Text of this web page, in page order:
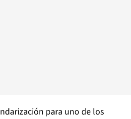
para uno de los